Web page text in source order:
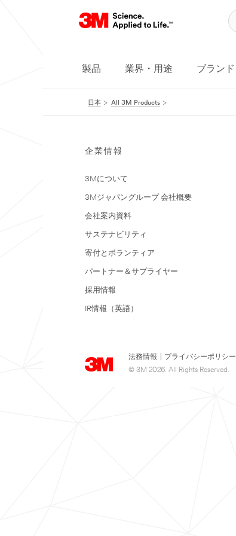
製品 業界・用途 ブランド
日本 All 3M Products
企業情報
3Mについて
3Mジャパングループ 会社概要
会社案内資料
サステナビリティ
寄付とボランティア
パートナー＆サプライヤー
採用情報
IR情報（英語）
法務情報 プライバシーポリシー
© 3M 2026. All Rights Reserved.